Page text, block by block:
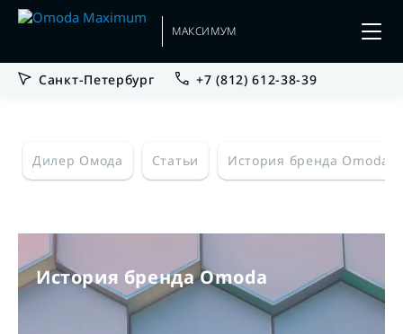
МАКСИМУМ
Санкт-Петербург +7 (812) 612-38-39
Дилер Омода Статьи История бренда Omoda
История бренда Omoda